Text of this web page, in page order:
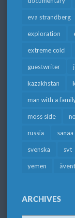
eva strandberg
exploration
extreme cold
guestwriter
kazakhstan
man with a
moss side
russia sanaa
svenska svt
yemen
ARCHIVES